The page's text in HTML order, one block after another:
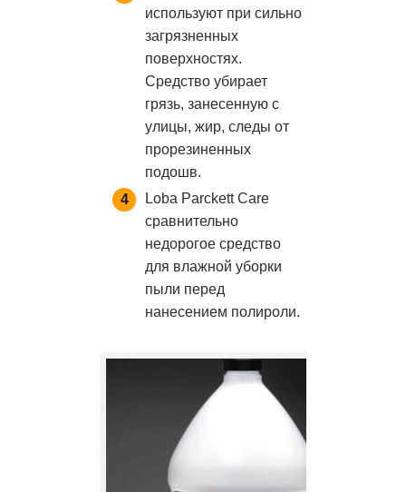
используют при сильно
загрязненных
поверхностях.
Средство убирает
грязь, занесенную с
улицы, жир, следы от
прорезиненных
подошв.
Loba Parckett Care
сравнительно
недорогое средство
для влажной уборки
пыли перед
нанесением полироли.